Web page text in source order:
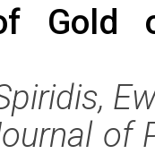
Gold
of